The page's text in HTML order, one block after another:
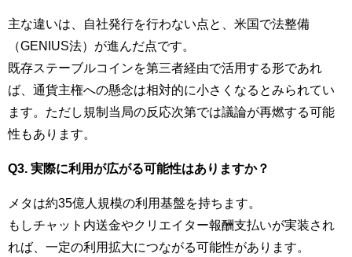
主な違いは、自社発行を行わない点と、米国で法整備
（GENIUS法）が進んだ点です。
既存ステーブルコインを第三者経由で活用する形であれ
ば、通貨主権への懸念は相対的に小さくなるとみられてい
ます。ただし規制当局の反応次第では議論が再燃する可能
性もあります。
Q3. 実際に利用が広がる可能性はありますか？
メタは約35億人規模の利用基盤を持ちます。
もしチャット内送金やクリエイター報酬支払いが実装され
れば、一定の利用拡大につながる可能性があります。